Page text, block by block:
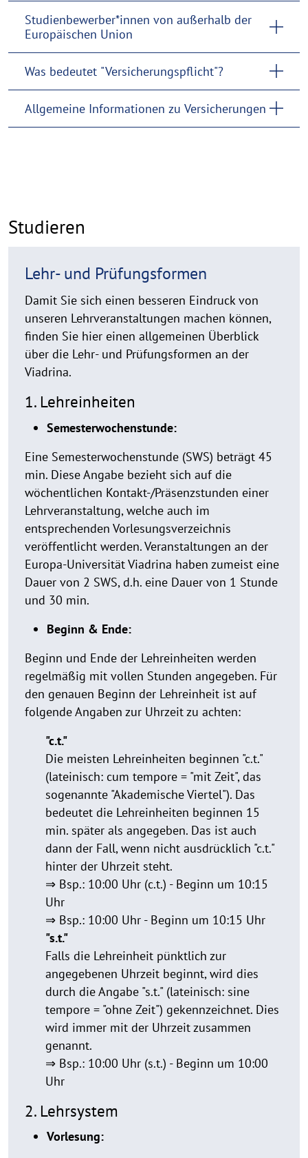
Studienbewerber*innen von außerhalb der
Europäischen Union
Was bedeutet "Versicherungspflicht"?
Allgemeine Informationen zu Versicherungen
Studieren
Lehr- und Prüfungsformen
Damit Sie sich einen besseren Eindruck von
unseren Lehrveranstaltungen machen können,
finden Sie hier einen allgemeinen Überblick
über die Lehr- und Prüfungsformen an der
Viadrina.
1. Lehreinheiten
Semesterwochenstunde:
Eine Semesterwochenstunde (SWS) beträgt 45
min. Diese Angabe bezieht sich auf die
wöchentlichen Kontakt-/Präsenzstunden einer
Lehrveranstaltung, welche auch im
entsprechenden Vorlesungsverzeichnis
veröffentlicht werden. Veranstaltungen an der
Europa-Universität Viadrina haben zumeist eine
Dauer von 2 SWS, d.h. eine Dauer von 1 Stunde
und 30 min.
Beginn & Ende:
Beginn und Ende der Lehreinheiten werden
regelmäßig mit vollen Stunden angegeben. Für
den genauen Beginn der Lehreinheit ist auf
folgende Angaben zur Uhrzeit zu achten:
"c.t."
Die meisten Lehreinheiten beginnen "c.t."
(lateinisch: cum tempore = "mit Zeit", das
sogenannte "Akademische Viertel"). Das
bedeutet die Lehreinheiten beginnen 15
min. später als angegeben. Das ist auch
dann der Fall, wenn nicht ausdrücklich "c.t."
hinter der Uhrzeit steht.
⇒ Bsp.: 10:00 Uhr (c.t.) - Beginn um 10:15
Uhr
⇒ Bsp.: 10:00 Uhr - Beginn um 10:15 Uhr
"s.t."
Falls die Lehreinheit pünktlich zur
angegebenen Uhrzeit beginnt, wird dies
durch die Angabe "s.t." (lateinisch: sine
tempore = "ohne Zeit") gekennzeichnet. Dies
wird immer mit der Uhrzeit zusammen
genannt.
⇒ Bsp.: 10:00 Uhr (s.t.) - Beginn um 10:00
Uhr
2. Lehrsystem
Vorlesung: